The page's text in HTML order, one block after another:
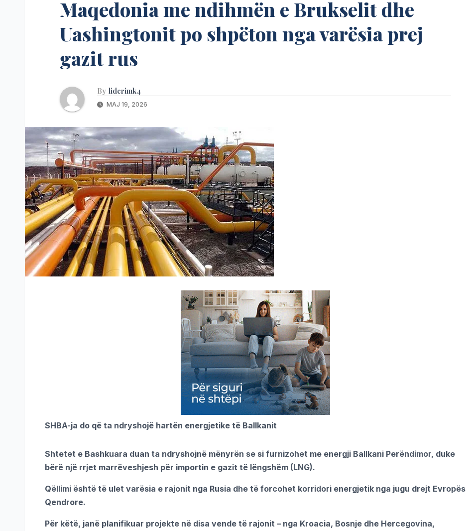
Maqedonia me ndihmën e Brukselit dhe
Uashingtonit po shpëton nga varësia prej
gazit rus
By liderimk4
MAJ 19, 2026
SHBA-ja do që ta ndryshojë hartën energjetike të Ballkanit
Shtetet e Bashkuara duan ta ndryshojnë mënyrën se si furnizohet me energji Ballkani Perëndimor, duke
bërë një rrjet marrëveshjesh për importin e gazit të lëngshëm (LNG).
Qëllimi është të ulet varësia e rajonit nga Rusia dhe të forcohet korridori energjetik nga jugu drejt Evropës
Qendrore.
Për këtë, janë planifikuar projekte në disa vende të rajonit – nga Kroacia, Bosnje dhe Hercegovina,